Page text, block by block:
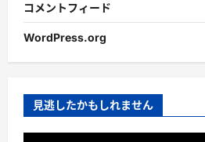
コメントフィード
WordPress.org
見逃したかもしれません